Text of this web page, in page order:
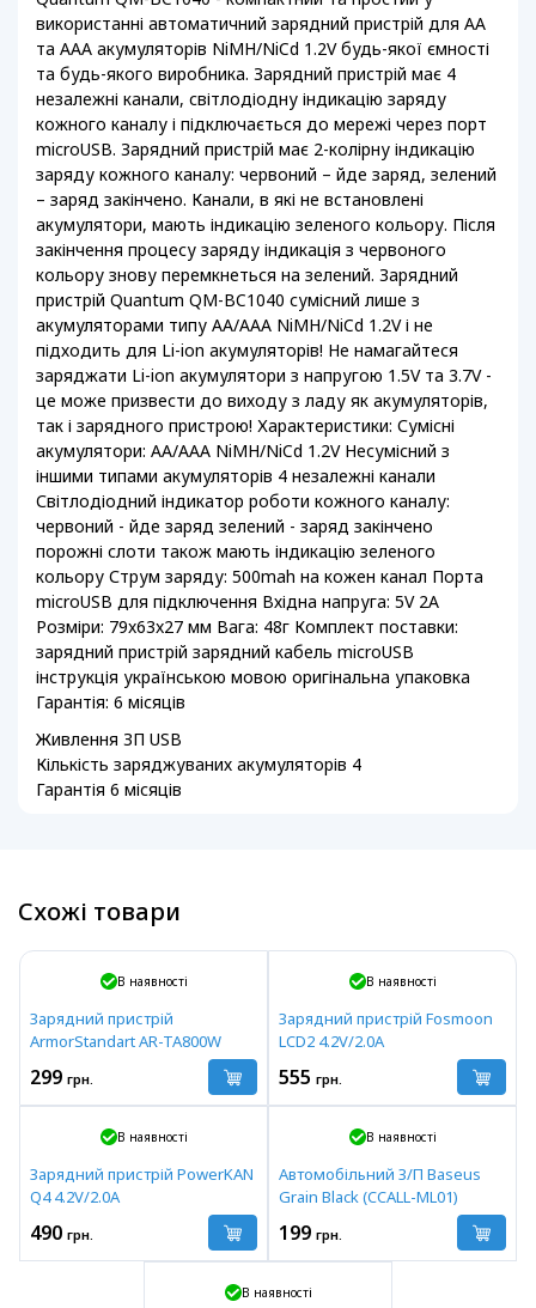
використанні автоматичний зарядний пристрій для АА
та ААА акумуляторів NiMH/NiCd 1.2V будь-якої ємності
та будь-якого виробника. Зарядний пристрій має 4
незалежні канали, світлодіодну індикацію заряду
кожного каналу і підключається до мережі через порт
microUSB. Зарядний пристрій має 2-колірну індикацію
заряду кожного каналу: червоний – йде заряд, зелений
– заряд закінчено. Канали, в які не встановлені
акумулятори, мають індикацію зеленого кольору. Після
закінчення процесу заряду індикація з червоного
кольору знову перемкнеться на зелений. Зарядний
пристрій Quantum QM-BC1040 сумісний лише з
акумуляторами типу AA/AAA NiMH/NiCd 1.2V і не
підходить для Li-ion акумуляторів! Не намагайтеся
заряджати Li-ion акумулятори з напругою 1.5V та 3.7V -
це може призвести до виходу з ладу як акумуляторів,
так і зарядного пристрою! Характеристики: Сумісні
акумулятори: AA/AAA NiMH/NiCd 1.2V Несумісний з
іншими типами акумуляторів 4 незалежні канали
Світлодіодний індикатор роботи кожного каналу:
червоний - йде заряд зелений - заряд закінчено
порожні слоти також мають індикацію зеленого
кольору Струм заряду: 500mah на кожен канал Порта
microUSB для підключення Вхідна напруга: 5V 2A
Розміри: 79x63x27 мм Вага: 48г Комплект поставки:
зарядний пристрій зарядний кабель microUSB
інструкція українською мовою оригінальна упаковка
Гарантія: 6 місяців
Живлення ЗП USB
Кількість заряджуваних акумуляторів 4
Гарантія 6 місяців
Схожі товари
В наявності
Зарядний пристрій
ArmorStandart AR-TA800W
299 грн.
В наявності
Зарядний пристрій Fosmoon
LCD2 4.2V/2.0A
555 грн.
В наявності
Зарядний пристрій PowerKAN
Q4 4.2V/2.0A
490 грн.
В наявності
Автомобільний З/П Baseus
Grain Black (CCALL-ML01)
199 грн.
В наявності